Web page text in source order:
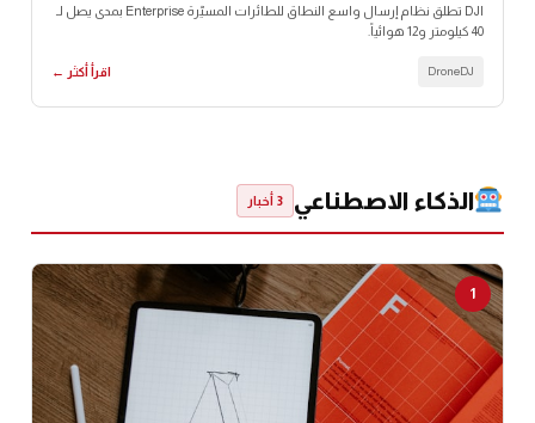
DJI تطلق نظام إرسال واسع النطاق للطائرات المسيّرة Enterprise بمدى يصل لـ
40 كيلومتر و12 هوائياً.
DroneDJ اقرأ أكثر ←
الذكاء الاصطناعي 3 أخبار
1